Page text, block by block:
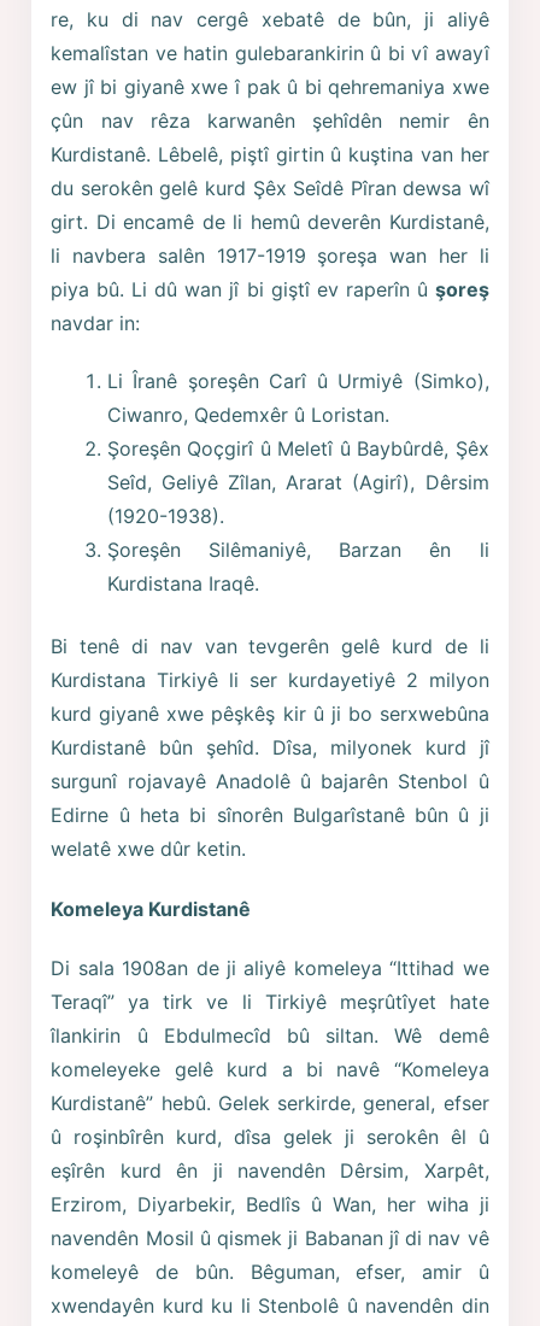
re, ku di nav cergê xebatê de bûn, ji aliyê
kemalîstan ve hatin gulebarankirin û bi vî awayî
ew jî bi giyanê xwe î pak û bi qehremaniya xwe
çûn nav rêza karwanên şehîdên nemir ên
Kurdistanê. Lêbelê, piştî girtin û kuştina van her
du serokên gelê kurd Şêx Seîdê Pîran dewsa wî
girt. Di encamê de li hemû deverên Kurdistanê,
li navbera salên 1917-1919 şoreşa wan her li
piya bû. Li dû wan jî bi giştî ev raperîn û şoreş
navdar in:
Li Îranê şoreşên Carî û Urmiyê (Simko),
Ciwanro, Qedemxêr û Loristan.
Şoreşên Qoçgirî û Meletî û Baybûrdê, Şêx
Seîd, Geliyê Zîlan, Ararat (Agirî), Dêrsim
(1920-1938).
Şoreşên Silêmaniyê, Barzan ên li
Kurdistana Iraqê.
Bi tenê di nav van tevgerên gelê kurd de li
Kurdistana Tirkiyê li ser kurdayetiyê 2 milyon
kurd giyanê xwe pêşkêş kir û ji bo serxwebûna
Kurdistanê bûn şehîd. Dîsa, milyonek kurd jî
surgunî rojavayê Anadolê û bajarên Stenbol û
Edirne û heta bi sînorên Bulgarîstanê bûn û ji
welatê xwe dûr ketin.
Komeleya Kurdistanê
Di sala 1908an de ji aliyê komeleya “Ittihad we
Teraqî” ya tirk ve li Tirkiyê meşrûtîyet hate
îlankirin û Ebdulmecîd bû siltan. Wê demê
komeleyeke gelê kurd a bi navê “Komeleya
Kurdistanê” hebû. Gelek serkirde, general, efser
û roşinbîrên kurd, dîsa gelek ji serokên êl û
eşîrên kurd ên ji navendên Dêrsim, Xarpêt,
Erzirom, Diyarbekir, Bedlîs û Wan, her wiha ji
navendên Mosil û qismek ji Babanan jî di nav vê
komeleyê de bûn. Bêguman, efser, amir û
xwendayên kurd ku li Stenbolê û navendên din